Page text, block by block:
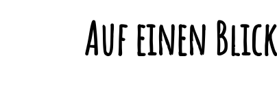
Auf einen Blick